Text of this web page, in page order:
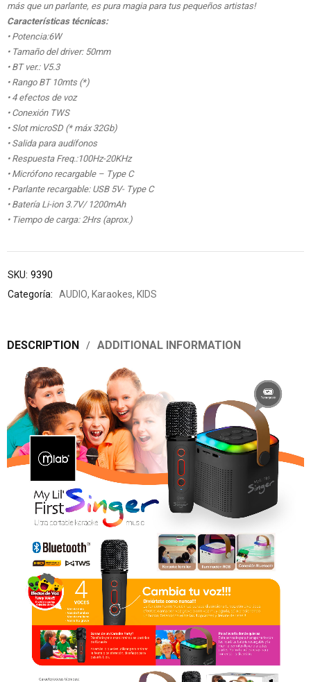
más que un parlante, es pura magia para tus pequeños artistas!
Características técnicas:
• Potencia:6W
• Tamaño del driver: 50mm
• BT ver.: V5.3
• Rango BT 10mts (*)
• 4 efectos de voz
• Conexión TWS
• Slot microSD (* máx 32Gb)
• Salida para audífonos
• Respuesta Freq.:100Hz-20KHz
• Micrófono recargable – Type C
• Parlante recargable: USB 5V- Type C
• Batería Li-ion 3.7V/ 1200mAh
• Tiempo de carga: 2Hrs (aprox.)
SKU: 9390
Categoría:
AUDIO, Karaokes, KIDS
DESCRIPTION ADDITIONAL INFORMATION